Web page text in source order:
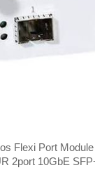
Flexi Port
2port 10GbE